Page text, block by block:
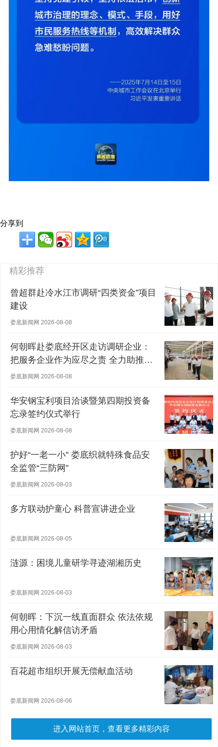
分享到
精彩推荐
曾超群赴冷水江市调研“四类资金”项目
建设
娄底新闻网 2026-08-08
何朝晖赴娄底经开区走访调研企业：
把服务企业作为应尽之责 全力助推经
营主体稳健发展
娄底新闻网 2026-08-08
华安钢宝利项目洽谈暨第四期投资备
忘录签约仪式举行
娄底新闻网 2026-08-08
护好“一老一小” 娄底织就特殊食品安
全监管“三防网”
娄底新闻网 2026-08-03
多方联动护童心 科普宣讲进企业
娄底新闻网 2026-08-05
涟源：困境儿童研学寻迹湖湘历史
娄底新闻网 2026-08-03
何朝晖：下沉一线直面群众 依法依规
用心用情化解信访矛盾
娄底新闻网 2026-08-03
百花超市组织开展无偿献血活动
娄底新闻网 2026-08-06
进入网站首页，查看更多精彩内容